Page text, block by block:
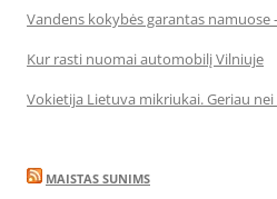
Vandens kokybės garantas namuose
Kur rasti nuomai automobilį Vilniuje
Vokietija Lietuva mikriukai. Geriau
MAISTAS SUNIMS